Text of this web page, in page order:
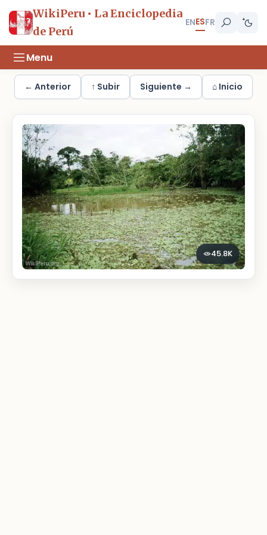
WikiPeru • La Enciclopedia
de Perú
ENESFR
Menu
← Anterior ↑ Subir Siguiente → ⌂ Inicio
45.8K